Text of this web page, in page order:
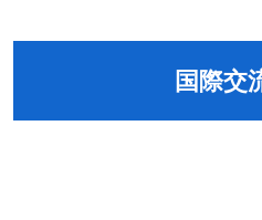
国際交